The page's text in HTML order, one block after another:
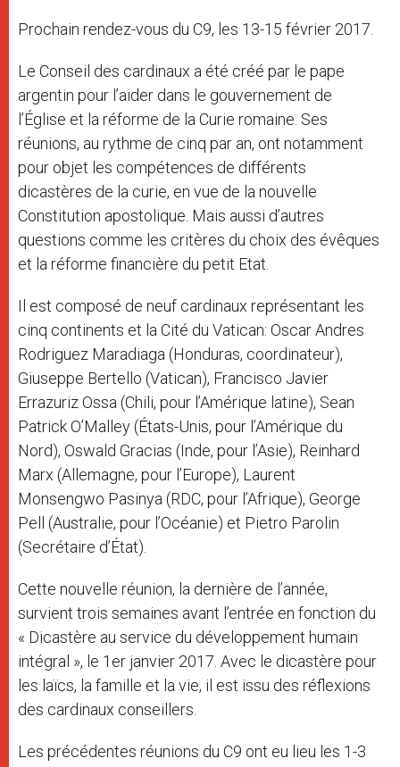
Prochain rendez-vous du C9, les 13-15 février 2017.
Le Conseil des cardinaux a été créé par le pape
argentin pour l’aider dans le gouvernement de
l’Église et la réforme de la Curie romaine. Ses
réunions, au rythme de cinq par an, ont notamment
pour objet les compétences de différents
dicastères de la curie, en vue de la nouvelle
Constitution apostolique. Mais aussi d’autres
questions comme les critères du choix des évêques
et la réforme financière du petit Etat.
Il est composé de neuf cardinaux représentant les
cinq continents et la Cité du Vatican: Oscar Andres
Rodriguez Maradiaga (Honduras, coordinateur),
Giuseppe Bertello (Vatican), Francisco Javier
Errazuriz Ossa (Chili, pour l’Amérique latine), Sean
Patrick O’Malley (États-Unis, pour l’Amérique du
Nord), Oswald Gracias (Inde, pour l’Asie), Reinhard
Marx (Allemagne, pour l’Europe), Laurent
Monsengwo Pasinya (RDC, pour l’Afrique), George
Pell (Australie, pour l’Océanie) et Pietro Parolin
(Secrétaire d’État).
Cette nouvelle réunion, la dernière de l’année,
survient trois semaines avant l’entrée en fonction du
« Dicastère au service du développement humain
intégral », le 1er janvier 2017. Avec le dicastère pour
les laïcs, la famille et la vie, il est issu des réflexions
des cardinaux conseillers.
Les précédentes réunions du C9 ont eu lieu les 1-3